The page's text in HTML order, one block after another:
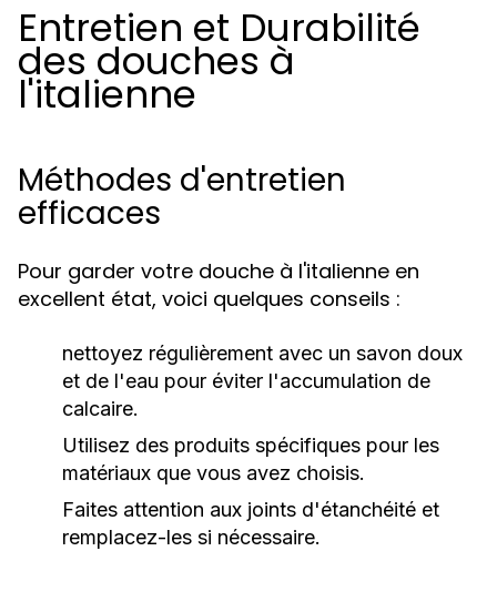
Entretien et Durabilité
des douches à
l'italienne
Méthodes d'entretien
efficaces
Pour garder votre douche à l'italienne en
excellent état, voici quelques conseils :
nettoyez régulièrement avec un savon doux
et de l'eau pour éviter l'accumulation de
calcaire.
Utilisez des produits spécifiques pour les
matériaux que vous avez choisis.
Faites attention aux joints d'étanchéité et
remplacez-les si nécessaire.